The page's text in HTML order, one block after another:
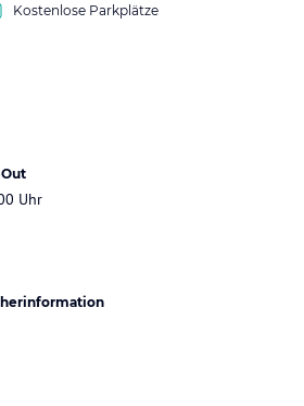
Kostenlose Parkplätze
Uhr